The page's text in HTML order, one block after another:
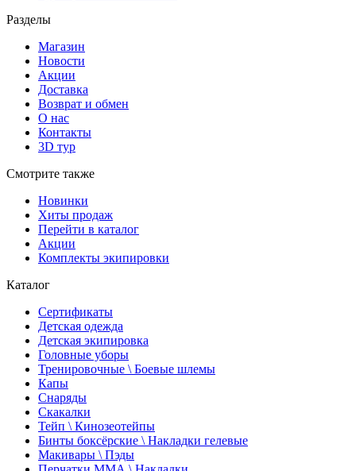
Разделы
Магазин
Новости
Акции
Доставка
Возврат и обмен
О нас
Контакты
3D тур
Смотрите также
Новинки
Хиты продаж
Перейти в каталог
Акции
Комплекты экипировки
Каталог
Сертификаты
Детская одежда
Детская экипировка
Головные уборы
Тренировочные \ Боевые шлемы
Капы
Снаряды
Скакалки
Тейп \ Кинозеотейпы
Бинты боксёрские \ Накладки гелевые
Макивары \ Пэды